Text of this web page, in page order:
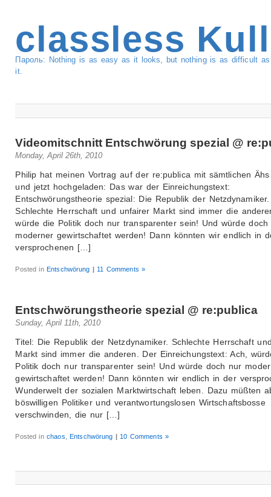
classless
Пароль: Nothing is as easy as it looks, but nothing is as difficult
it.
Videomitschnitt Entschwörung spezial @
Monday, April 26th, 2010
Philip hat meinen Vortrag auf der re:publica mit sämtlichen
und jetzt hochgeladen: Das war der Einreichungstext:
Entschwörungstheorie spezial: Die Republik der Netzdynamiker.
Schlechte Herrschaft und unfairer Markt sind immer die
würde die Politik doch nur transparenter sein! Und würde doch
moderner gewirtschaftet werden! Dann könnten wir endlich in
versprochenen […]
Posted inEntschwörung | 11 Comments »
Entschwörungstheorie spezial @ re:publica
Sunday, April 11th, 2010
Titel: Die Republik der Netzdynamiker. Schlechte Herrschaft
Markt sind immer die anderen. Der Einreichungstext: Ach,
Politik doch nur transparenter sein! Und würde doch nur
gewirtschaftet werden! Dann könnten wir endlich in der
Wunderwelt der sozialen Marktwirtschaft leben. Dazu müßten
böswilligen Politiker und verantwortungslosen Wirtschaftsbosse
verschwinden, die nur […]
Posted inchaos ,Entschwörung | 10 Comments »